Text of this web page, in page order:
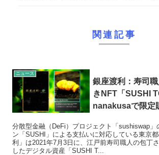
関連記事
ニュース
銀座渡利：寿司
きNFT「SUSHI
nanakusaで限定
分散型金融（DeFi）プロジェクト「sushiswap」
ン「SUSHI」による支払いに対応している東京
利」は2021年7月3日に、江戸前寿司職人の包丁
したデジタル資産「SUSHI T...